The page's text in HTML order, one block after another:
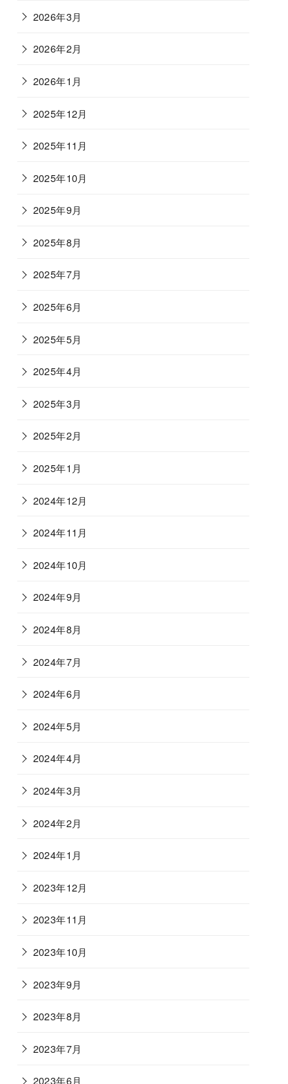
2026年3月
2026年2月
2026年1月
2025年12月
2025年11月
2025年10月
2025年9月
2025年8月
2025年7月
2025年6月
2025年5月
2025年4月
2025年3月
2025年2月
2025年1月
2024年12月
2024年11月
2024年10月
2024年9月
2024年8月
2024年7月
2024年6月
2024年5月
2024年4月
2024年3月
2024年2月
2024年1月
2023年12月
2023年11月
2023年10月
2023年9月
2023年8月
2023年7月
2023年6月